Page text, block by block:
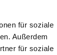
für soziale
Außerdem
für soziale
Responsibility